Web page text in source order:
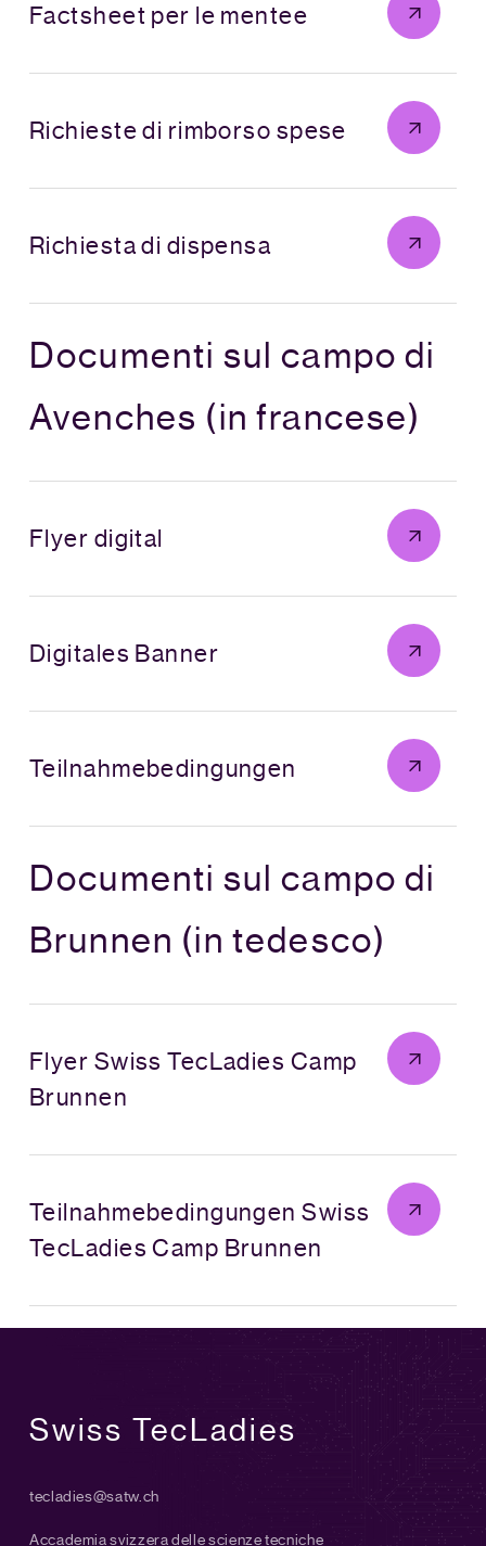
Factsheet per le mentee
Richieste di rimborso spese
Richiesta di dispensa
Documenti sul campo di
Avenches (in francese)
Flyer digital
Digitales Banner
Teilnahmebedingungen
Documenti sul campo di
Brunnen (in tedesco)
Flyer Swiss TecLadies Camp
Brunnen
Teilnahmebedingungen Swiss
TecLadies Camp Brunnen
Swiss TecLadies
tecladies@satw.ch
Accademia svizzera delle scienze tecniche